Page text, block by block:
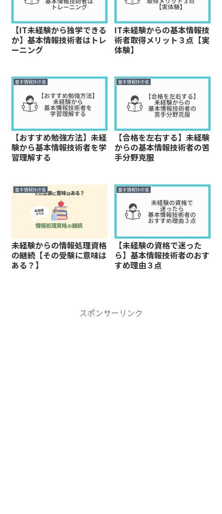
【IT未経験から独学できる
か】基本情報技術者はトレ
ーニング
IT未経験からの基本情報技
術者取得メリット３点【実
体験】
基本情報技術者
【おすすめ勉強方法】未経
験から基本情報技術者を学
習理解する
基本情報技術者
【合格を左右する】未経験
からの基本情報技術者の苦
手分野克服
基本情報技術者
未経験からの情報処理資格
の継続【その受験に意味は
ある？】
基本情報技術者
【未経験の資格で迷った
ら】基本情報技術者のおす
すめ理由３点
スポンサーリンク